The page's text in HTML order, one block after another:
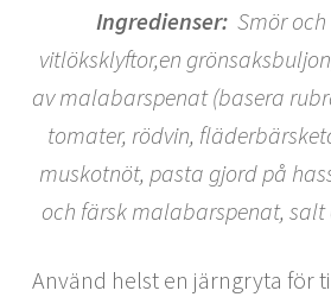
Ingredienser: Smör
vitlöksklyftor,en
av malabarspenat (basera
tomater, rödvin,
muskotnöt, pasta gjord på
och färsk malabarspenat, salt
Använd helst en järngryta för